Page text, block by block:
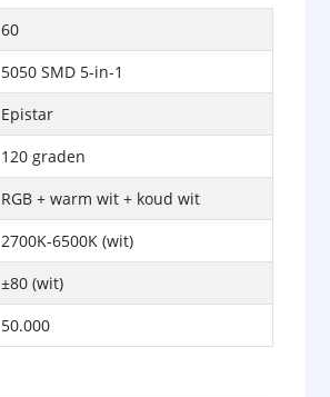
60
5050 SMD 5-in-1
Epistar
120 graden
RGB + warm wit + koud wit
2700K-6500K (wit)
±80 (wit)
50.000